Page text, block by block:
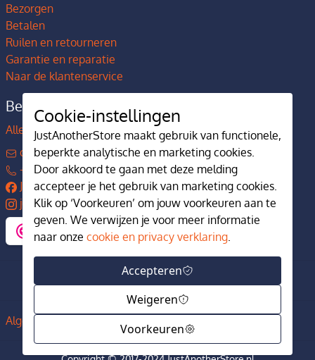
Bezorgen
Betalen
Ruilen en retourneren
Garantie en reparatie
Naar de klantenservice
Bedrijfsgegevens
Alles over JustAnotherStore
contact@justanotherstore.nl
+31 73 644 7405
JustAnotherStore
justanotherstore.nl
Algemene voorwaarden Privacy en cookiebeleid
Cookie-instellingen
JustAnotherStore maakt gebruik van functionele,
beperkte analytische en marketing cookies.
Door akkoord te gaan met deze melding
accepteer je het gebruik van marketing cookies.
Klik op ‘Voorkeuren’ om jouw voorkeuren aan te
geven. We verwijzen je voor meer informatie
naar onze cookie en privacy verklaring.
Accepteren
Weigeren
Voorkeuren